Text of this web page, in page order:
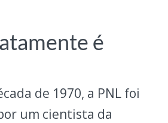
é
de 1970, a PNL foi
um cientista da